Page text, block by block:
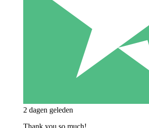
2 dagen geleden
Thank you so much!